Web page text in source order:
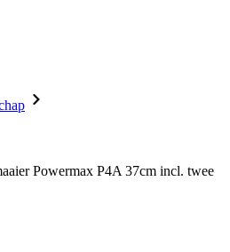
Powermax P4A 37cm incl. twee